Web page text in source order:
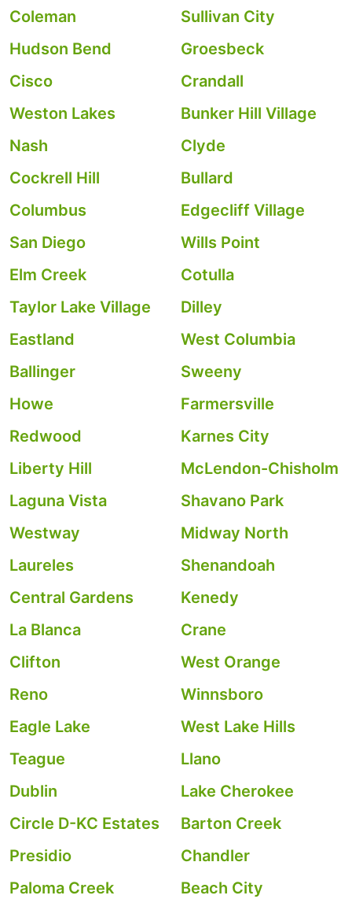
Coleman
Sullivan City
Hudson Bend
Groesbeck
Cisco
Crandall
Weston Lakes
Bunker Hill Village
Nash
Clyde
Cockrell Hill
Bullard
Columbus
Edgecliff Village
San Diego
Wills Point
Elm Creek
Cotulla
Taylor Lake Village
Dilley
Eastland
West Columbia
Ballinger
Sweeny
Howe
Farmersville
Redwood
Karnes City
Liberty Hill
McLendon-Chisholm
Laguna Vista
Shavano Park
Westway
Midway North
Laureles
Shenandoah
Central Gardens
Kenedy
La Blanca
Crane
Clifton
West Orange
Reno
Winnsboro
Eagle Lake
West Lake Hills
Teague
Llano
Dublin
Lake Cherokee
Circle D-KC Estates
Barton Creek
Presidio
Chandler
Paloma Creek
Beach City